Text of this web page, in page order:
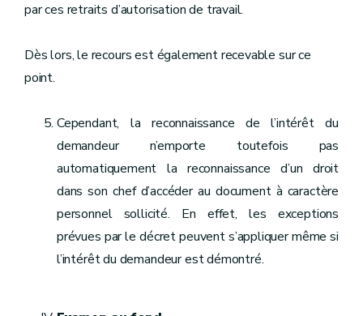
par ces retraits d’autorisation de travail.
Dès lors, le recours est également recevable sur ce
point.
Cependant, la reconnaissance de l’intérêt du
demandeur n’emporte toutefois pas
automatiquement la reconnaissance d’un droit
dans son chef d’accéder au document à caractère
personnel sollicité. En effet, les exceptions
prévues par le décret peuvent s’appliquer même si
l’intérêt du demandeur est démontré.